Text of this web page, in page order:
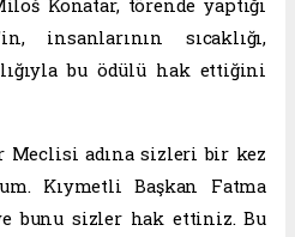
Konatar, törende yaptığı
insanlarının sıcaklığı,
bu ödülü hak ettiğini
Meclisi adına sizleri bir kez
Kıymetli Başkan Fatma
bunu sizler hak ettiniz. Bu